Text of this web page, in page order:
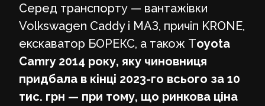
Серед транспорту — вантажівки
Volkswagen Caddy і МАЗ, причіп KRONE,
екскаватор БОРЕКС, а також Toyota
Camry 2014 року, яку чиновниця
придбала в кінці 2023-го всього за 10
тис. грн — при тому, що ринкова ціна